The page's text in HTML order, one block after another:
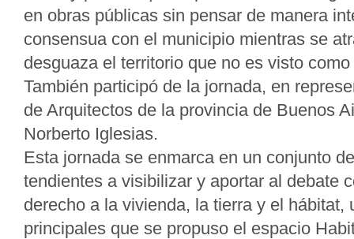
en obras públicas sin pensar de manera
consensua con el municipio mientras se
desguaza el territorio que no es visto
También participó de la jornada, en
de Arquitectos de la provincia de Buenos
Norberto Iglesias.
Esta jornada se enmarca en un conjunto
tendientes a visibilizar y aportar al debate
derecho a la vivienda, la tierra y el hábitat,
principales que se propuso el espacio